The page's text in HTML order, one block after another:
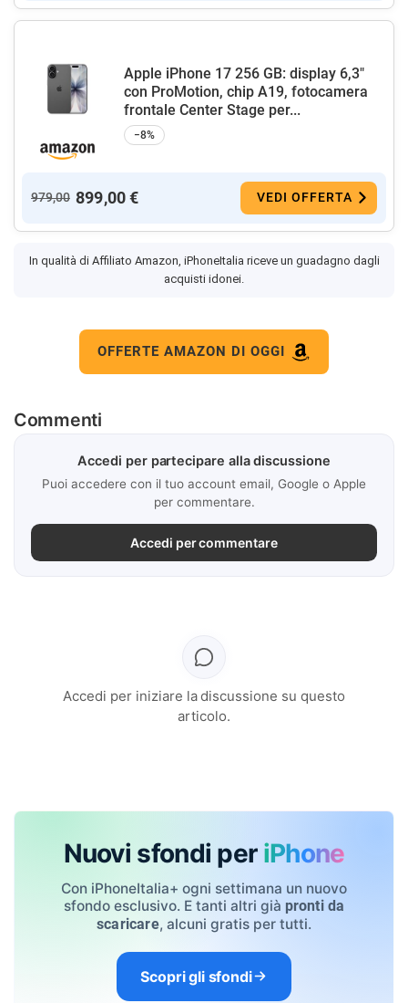
Apple iPhone 17 256 GB: display 6,3"
con ProMotion, chip A19, fotocamera
frontale Center Stage per...
−8%
979,00 899,00 € VEDI OFFERTA
In qualità di Affiliato Amazon, iPhoneItalia riceve un guadagno dagli
acquisti idonei.
OFFERTE AMAZON DI OGGI
Commenti
Accedi per partecipare alla discussione
Puoi accedere con il tuo account email, Google o Apple
per commentare.
Accedi per commentare
Accedi per iniziare la discussione su questo
articolo.
Nuovi sfondi per iPhone
Con iPhoneItalia+ ogni settimana un nuovo
sfondo esclusivo. E tanti altri già pronti da
scaricare, alcuni gratis per tutti.
Scopri gli sfondi